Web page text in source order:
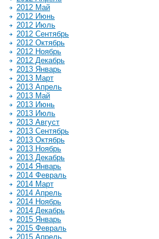
2012 Май
2012 Июнь
2012 Июль
2012 Сентябрь
2012 Октябрь
2012 Ноябрь
2012 Декабрь
2013 Январь
2013 Март
2013 Апрель
2013 Май
2013 Июнь
2013 Июль
2013 Август
2013 Сентябрь
2013 Октябрь
2013 Ноябрь
2013 Декабрь
2014 Январь
2014 Февраль
2014 Март
2014 Апрель
2014 Ноябрь
2014 Декабрь
2015 Январь
2015 Февраль
2015 Апрель